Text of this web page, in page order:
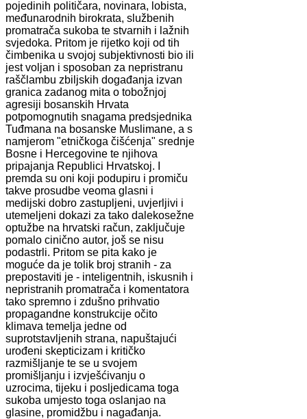
pojedinih političara, novinara, lobista,
međunarodnih birokrata, službenih
promatrača sukoba te stvarnih i lažnih
svjedoka. Pritom je rijetko koji od tih
čimbenika u svojoj subjektivnosti bio ili
jest voljan i sposoban za nepristranu
raščlambu zbiljskih događanja izvan
granica zadanog mita o tobožnjoj
agresiji bosanskih Hrvata
potpomognutih snagama predsjednika
Tuđmana na bosanske Muslimane, a s
namjerom "etničkoga čišćenja" srednje
Bosne i Hercegovine te njihova
pripajanja Republici Hrvatskoj. I
premda su oni koji podupiru i promiču
takve prosudbe veoma glasni i
medijski dobro zastupljeni, uvjerljivi i
utemeljeni dokazi za tako dalekosežne
optužbe na hrvatski račun, zaključuje
pomalo cinično autor, još se nisu
podastrli. Pritom se pita kako je
moguće da je tolik broj stranih - za
prepostaviti je - inteligentnih, iskusnih i
nepristranih promatrača i komentatora
tako spremno i zdušno prihvatio
propagandne konstrukcije očito
klimava temelja jedne od
suprotstavljenih strana, napuštajući
urođeni skepticizam i kritičko
razmišljanje te se u svojem
promišljanju i izvješćivanju o
uzrocima, tijeku i posljedicama toga
sukoba umjesto toga oslanjao na
glasine, promidžbu i nagađanja.